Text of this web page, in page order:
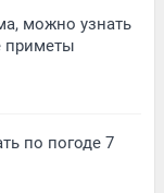
можно узнать
приметы
по погоде 7